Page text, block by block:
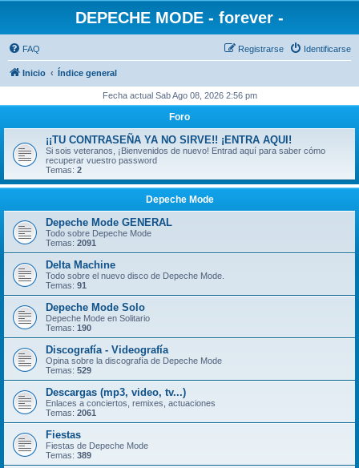
DEPECHE MODE - forever -
FAQ Identificarse
Registrarse
Inicio Índice general
Fecha actual Sab Ago 08, 2026 2:56 pm
Foro
¡¡TU CONTRASEÑA YA NO SIRVE!! ¡ENTRA AQUI!
Si sois veteranos, ¡Bienvenidos de nuevo! Entrad aquí para saber cómo
recuperar vuestro password
Temas: 2
Depeche Mode
Depeche Mode GENERAL
Todo sobre Depeche Mode
Temas: 2091
Delta Machine
Todo sobre el nuevo disco de Depeche Mode.
Temas: 91
Depeche Mode Solo
Depeche Mode en Solitario
Temas: 190
Discografía - Videografía
Opina sobre la discografía de Depeche Mode
Temas: 529
Descargas (mp3, video, tv...)
Enlaces a conciertos, remixes, actuaciones
Temas: 2061
Fiestas
Fiestas de Depeche Mode
Temas: 389